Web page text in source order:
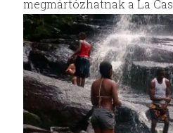
megmártózhatnak a La